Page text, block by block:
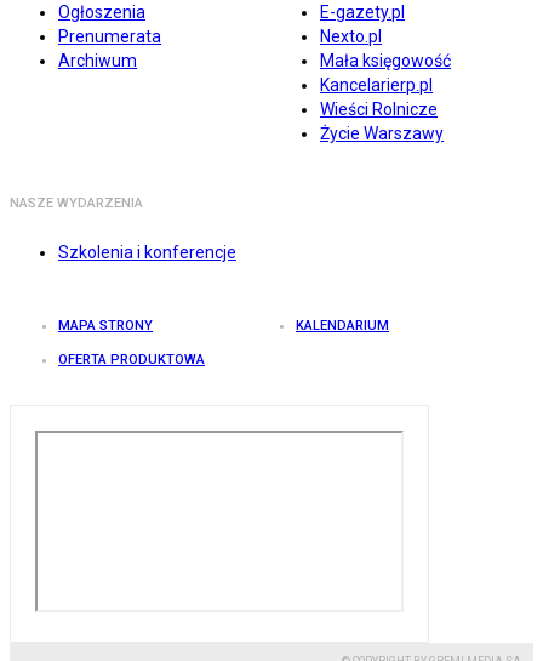
Ogłoszenia
Prenumerata
Archiwum
E-gazety.pl
Nexto.pl
Mała księgowość
Kancelarierp.pl
Wieści Rolnicze
Życie Warszawy
NASZE WYDARZENIA
Szkolenia i konferencje
MAPA STRONY KALENDARIUM
OFERTA PRODUKTOWA